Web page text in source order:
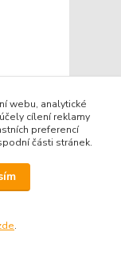
*1l
webu, analytické
cílení reklamy
preferencí
části stránek.
.